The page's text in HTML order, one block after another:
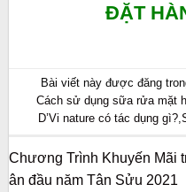
ĐẶT
Bài viết này được đăng
Cách sử dụng sữa rửa mặt
D’Vi nature có tác dụng gì?,
Chương Trình Khuyến Mãi
ân đầu năm Tân Sửu 2021